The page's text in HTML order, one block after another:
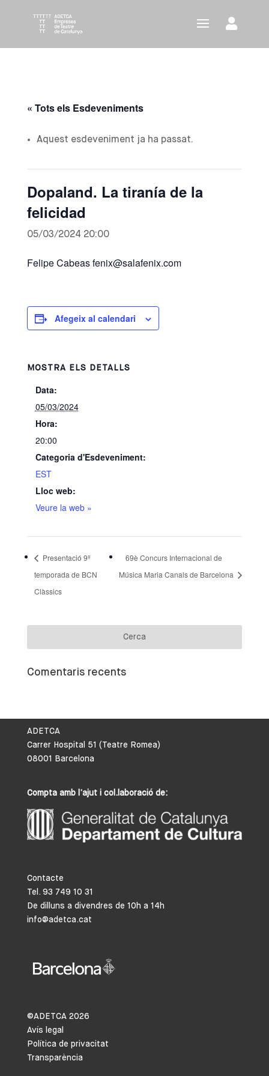
« Tots els Esdeveniments
Aquest esdeveniment ja ha passat.
Dopaland. La tiranía de la
felicidad
05/03/2024 20:00
Felipe Cabeas fenix@salafenix.com
Afegeix al calendari
MOSTRA ELS DETALLS
Data:
05/03/2024
Hora:
20:00
Categoria d'Esdeveniment:
EST
Lloc web:
Veure la web »
Presentació 9ª
temporada de BCN
Clàssics
69è Concurs Internacional de
Música Maria Canals de Barcelona
Comentaris recents
ADETCA
Carrer Hospital 51 (Teatre Romea)
08001 Barcelona
Compta amb l’ajut i col.laboració de:
Contacte
Tel. 93 749 10 31
De dilluns a divendres de 10h a 14h
info@adetca.cat
©ADETCA 2026
Avís legal
Política de privacitat
Transparència